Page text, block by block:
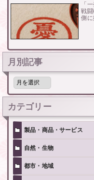
「
戦
側に
月別記事
月
記
事
カテゴリー
製品・商品・サービス
自然・生物
都市・地域